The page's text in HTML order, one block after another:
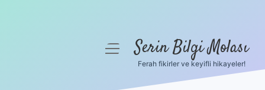
menüyüSerin Bilgi Molası
Ferah fikirler ve keyifli hikayeler!